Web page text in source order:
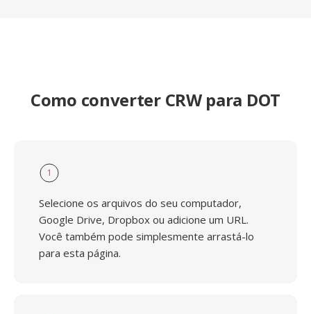
Como converter CRW para DOT
1
Selecione os arquivos do seu computador,
Google Drive, Dropbox ou adicione um URL.
Você também pode simplesmente arrastá-lo
para esta página.